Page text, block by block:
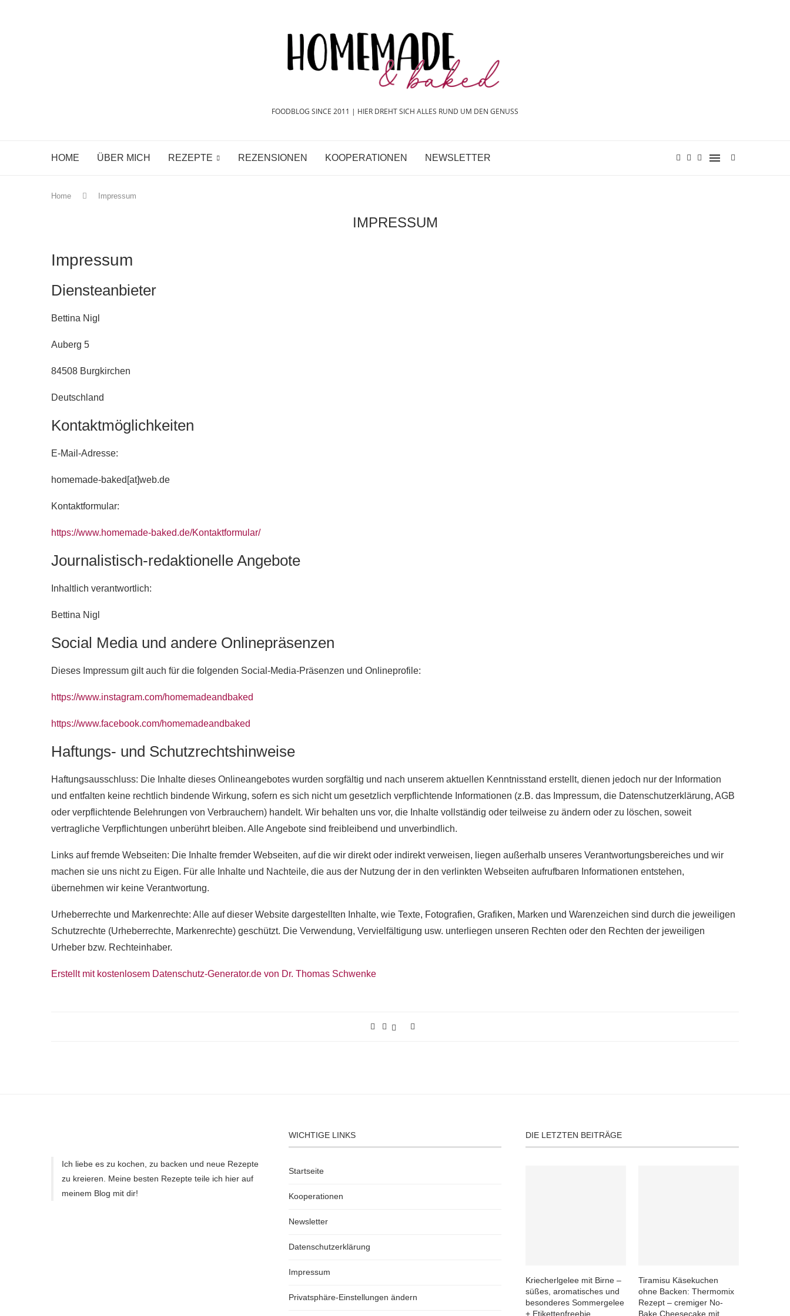
FOODBLOG SINCE 2011 | HIER DREHT SICH ALLES RUND UM DEN GENUSS
HOME ÜBER MICH REZEPTE REZENSIONEN KOOPERATIONEN NEWSLETTER
Home Impressum
IMPRESSUM
Impressum
Diensteanbieter
Bettina Nigl
Auberg 5
84508 Burgkirchen
Deutschland
Kontaktmöglichkeiten
E-Mail-Adresse:
homemade-baked[at]web.de
Kontaktformular:
https://www.homemade-baked.de/Kontaktformular/
Journalistisch-redaktionelle Angebote
Inhaltlich verantwortlich:
Bettina Nigl
Social Media und andere Onlinepräsenzen
Dieses Impressum gilt auch für die folgenden Social-Media-Präsenzen und Onlineprofile:
https://www.instagram.com/homemadeandbaked
https://www.facebook.com/homemadeandbaked
Haftungs- und Schutzrechtshinweise
Haftungsausschluss: Die Inhalte dieses Onlineangebotes wurden sorgfältig und nach unserem aktuellen Kenntnisstand erstellt, dienen jedoch nur der Information
und entfalten keine rechtlich bindende Wirkung, sofern es sich nicht um gesetzlich verpflichtende Informationen (z.B. das Impressum, die Datenschutzerklärung, AGB
oder verpflichtende Belehrungen von Verbrauchern) handelt. Wir behalten uns vor, die Inhalte vollständig oder teilweise zu ändern oder zu löschen, soweit
vertragliche Verpflichtungen unberührt bleiben. Alle Angebote sind freibleibend und unverbindlich.
Links auf fremde Webseiten: Die Inhalte fremder Webseiten, auf die wir direkt oder indirekt verweisen, liegen außerhalb unseres Verantwortungsbereiches und wir
machen sie uns nicht zu Eigen. Für alle Inhalte und Nachteile, die aus der Nutzung der in den verlinkten Webseiten aufrufbaren Informationen entstehen,
übernehmen wir keine Verantwortung.
Urheberrechte und Markenrechte: Alle auf dieser Website dargestellten Inhalte, wie Texte, Fotografien, Grafiken, Marken und Warenzeichen sind durch die jeweiligen
Schutzrechte (Urheberrechte, Markenrechte) geschützt. Die Verwendung, Vervielfältigung usw. unterliegen unseren Rechten oder den Rechten der jeweiligen
Urheber bzw. Rechteinhaber.
Erstellt mit kostenlosem Datenschutz-Generator.de von Dr. Thomas Schwenke
Ich liebe es zu kochen, zu backen und neue Rezepte
zu kreieren. Meine besten Rezepte teile ich hier auf
meinem Blog mit dir!
WICHTIGE LINKS
Startseite
Kooperationen
Newsletter
Datenschutzerklärung
Impressum
Privatsphäre-Einstellungen ändern
DIE LETZTEN BEITRÄGE
Kriecherlgelee mit Birne –
süßes, aromatisches und
besonderes Sommergelee
+ Etikettenfreebie
Tiramisu Käsekuchen
ohne Backen: Thermomix
Rezept – cremiger No-
Bake Cheesecake mit